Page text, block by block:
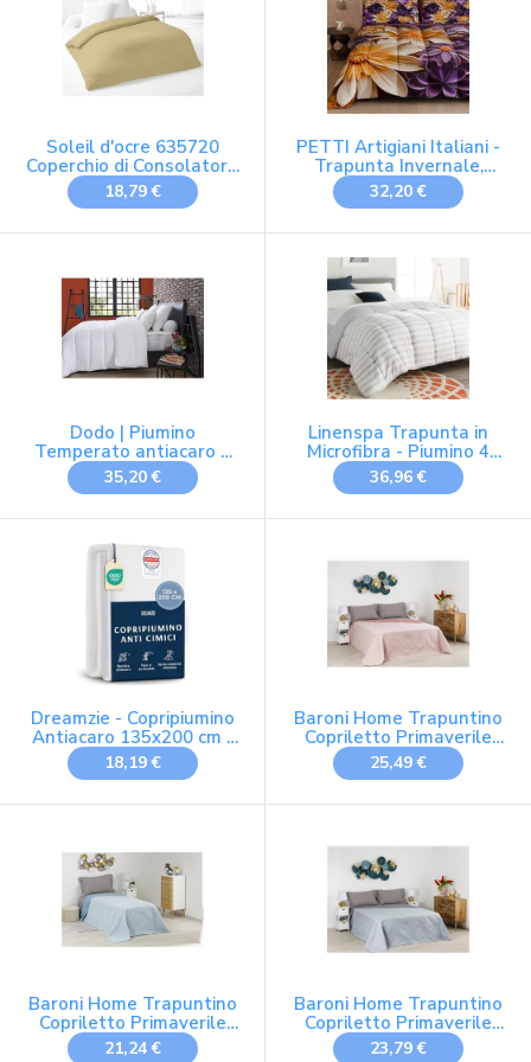
Soleil d'ocre 635720
Coperchio di Consolatore
Cotone Ecru/Taule 240 X
220 cm
18,79 €
PETTI Artigiani Italiani -
Trapunta Invernale,
Piumone Invernale,
Trapunta Matrimoniale
Floreale 05 4, 100%
Microfibra, Made in Italy
32,20 €
Dodo | Piumino
Temperato antiacaro e
cimici 140 x 200 | per
letto singolo | Trapunta
Made in France | Lavabile
in lavatrice a 40 °C
35,20 €
Linenspa Trapunta in
Microfibra - Piumino 4
Stagioni - ultra morbido -
Piumone Matrimoniale
36,96 €
Dreamzie - Copripiumino
Antiacaro 135x200 cm -
Copri Piumone Protettivo
con Cerniera - Barriera
18,19 €
Baroni Home Trapuntino
Copriletto Primaverile
Estivo in Microfibra,
Trapunta Estiva
25,49 €
Baroni Home Trapuntino
Copriletto Primaverile
Estivo in Microfibra,
21,24 €
Baroni Home Trapuntino
Copriletto Primaverile
Estivo in Microfibra,
23,79 €